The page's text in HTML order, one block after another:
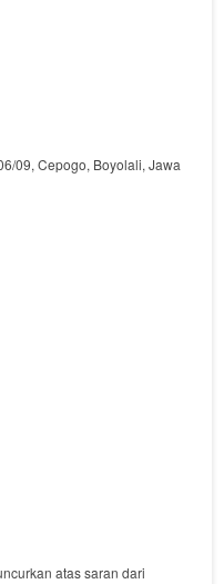
09, Cepogo, Boyolali, Jawa
atas saran dari